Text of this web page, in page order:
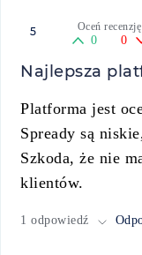
5 Oceń recenzję
0 0
Najlepsza
Platforma jest
Spready są
Szkoda, że nie
klientów.
1 odpowiedź